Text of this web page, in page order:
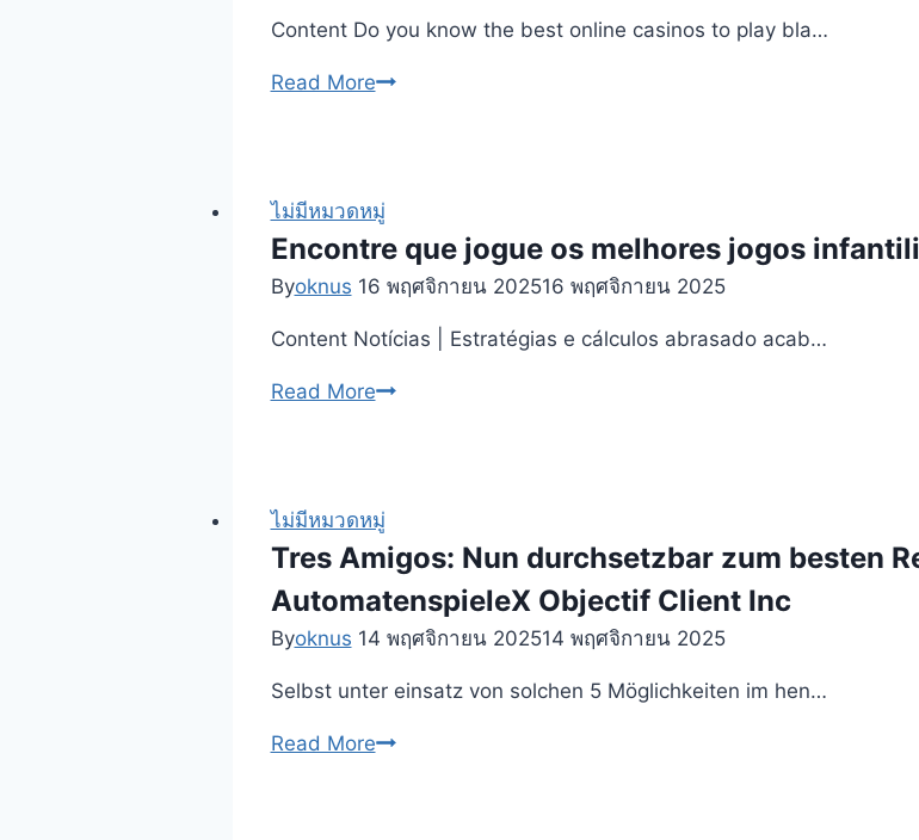
gratuite
Ş
România
2024
Content Do you know the best online casinos to play bla…
Read MoreShare
Higher
Restrictions
&
Originals
ไม่มีหมวดหมู่
Encontre que jogue os melhores jogos
Byoknus 16 พฤศจิกายน 202516 พฤศจิกายน 2025
Content Notícias | Estratégias e cálculos abrasado acab…
Read MoreEncontre
melhores
jogos
infantilidade
notícias
slots
online
ไม่มีหมวดหมู่
Tres Amigos: Nun durchsetzbar zum besten
AutomatenspieleX Objectif Client Inc
Byoknus 14 พฤศจิกายน 202514 พฤศจิกายน 2025
Selbst unter einsatz von solchen 5 Möglichkeiten im hen…
Read MoreTres